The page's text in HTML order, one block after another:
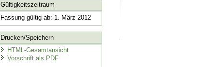
Gültigkeitszeitraum
Fassung gültig ab: 1. März 2012
Drucken/Speichern
HTML-Gesamtansicht
Vorschrift als PDF